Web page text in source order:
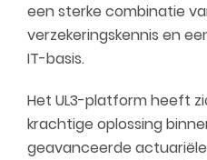
een sterke combinatie
verzekeringskennis en
IT-basis.
Het UL3-platform heeft
krachtige oplossing
geavanceerde